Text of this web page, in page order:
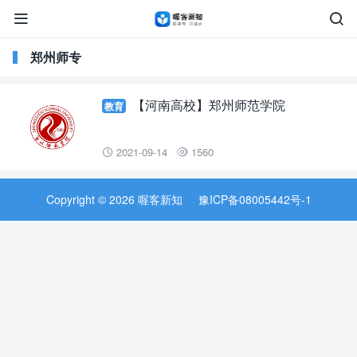


郑州师专
教育 【河南高校】郑州师范学院
 2021-09-14  1560
Copyright © 2026 喔客新知 豫ICP备08005442号-1